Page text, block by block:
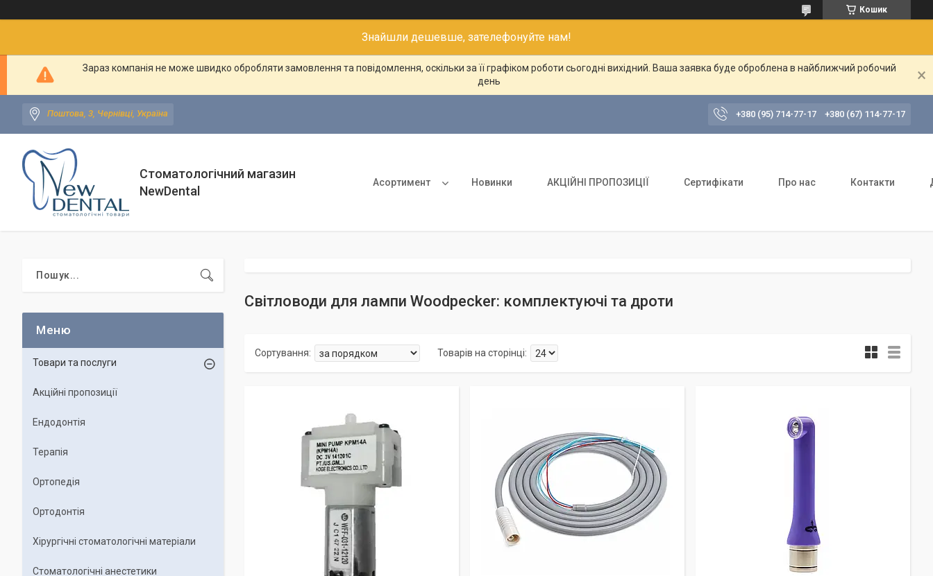
Кошик
Знайшли дешевше, зателефонуйте нам!
Зараз компанія не може швидко обробляти замовлення та повідомлення, оскільки за її графіком роботи сьогодні вихідний. Ваша заявка буде оброблена в найближчий робочий
день
Поштова, 3, Чернівці, Україна +380 (95) 714-77-17 +380 (67) 114-77-17
Стоматологічний магазин
NewDental
Асортимент Новинки АКЦІЙНІ ПРОПОЗИЦІЇ Сертифікати Про нас Контакти
Світловоди для лампи Woodpecker: комплектуючі та дроти
Товари та послуги
Акційні пропозиції
Ендодонтія
Терапія
Ортопедія
Ортодонтія
Хірургічні стоматологічні матеріали
Стоматологічні анестетики